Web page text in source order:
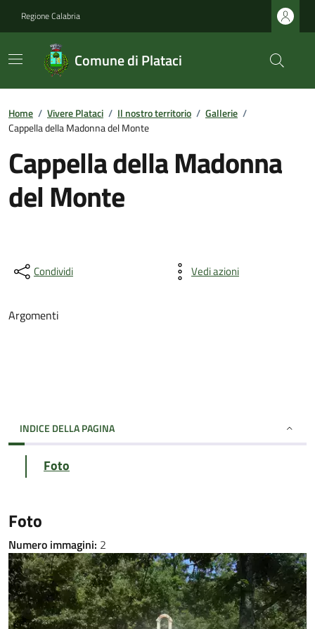
Regione Calabria
Comune di Plataci
Home / Vivere Plataci / Il nostro territorio / Gallerie /
Cappella della Madonna del Monte
Cappella della Madonna
del Monte
Condividi Vedi azioni
Argomenti
INDICE DELLA PAGINA
Foto
Foto
Numero immagini: 2